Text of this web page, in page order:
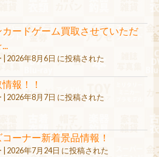
ードゲーム買取させていただ
| 2026年8月6日 に投稿された
報！！
| 2026年8月7日 に投稿された
ーナー新着景品情報！
| 2026年7月24日 に投稿された